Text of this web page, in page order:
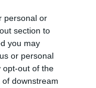
personal or
section to
you may
or personal
opt-out of the
downstream